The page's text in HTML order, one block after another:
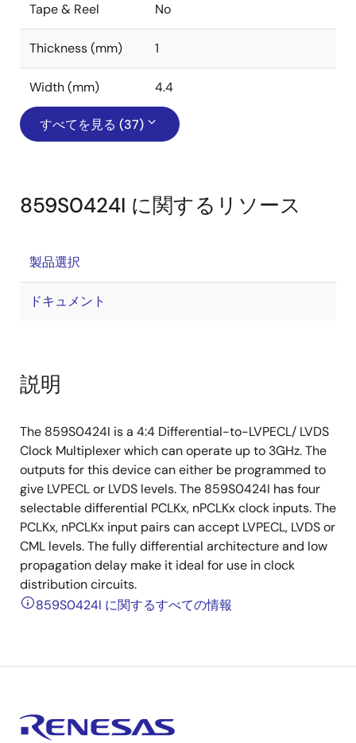
Tape & Reel No
Thickness (mm) 1
Width (mm) 4.4
すべてを見る (37)
859S0424I に関するリソース
製品選択
ドキュメント
説明
The 859S0424I is a 4:4 Differential-to-LVPECL/ LVDS
Clock Multiplexer which can operate up to 3GHz. The
outputs for this device can either be programmed to
give LVPECL or LVDS levels. The 859S0424I has four
selectable differential PCLKx, nPCLKx clock inputs. The
PCLKx, nPCLKx input pairs can accept LVPECL, LVDS or
CML levels. The fully differential architecture and low
propagation delay make it ideal for use in clock
distribution circuits.
859S0424I に関するすべての情報